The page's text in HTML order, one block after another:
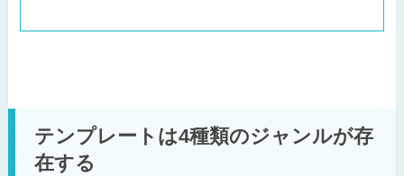
テンプレートは4種類のジャンルが存
在する